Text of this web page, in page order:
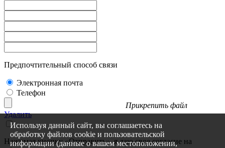
Предпочтительный способ связи
Электронная почта
Телефон
Прикрепить файл
Удалить
Нажимая кнопку «Отправить», я даю свое согласие на
Используя данный сайт, вы соглашаетесь на
обработку файлов cookie и пользовательской
информации (данные о вашем местоположении,